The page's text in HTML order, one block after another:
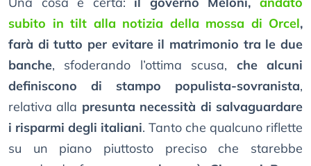
subito in tilt alla notizia della mossa di Orcel,
farà di tutto per evitare il matrimonio tra le due
banche, sfoderando l’ottima scusa, che alcuni
definiscono di stampo populista-sovranista,
relativa alla presunta necessità di salvaguardare
i risparmi degli italiani. Tanto che qualcuno riflette
su un piano piuttosto preciso che starebbe